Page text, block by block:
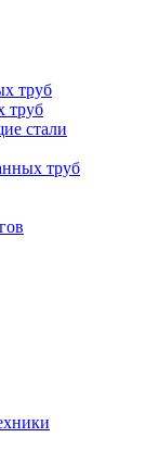
труб
труб
стали
труб